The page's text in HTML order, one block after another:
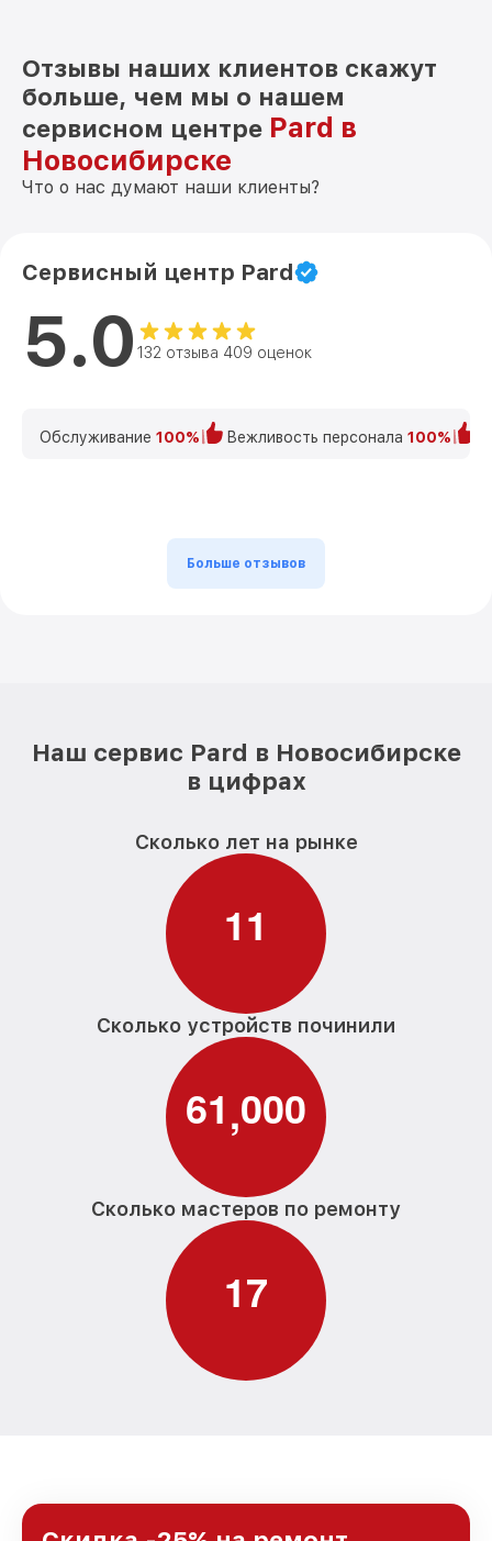
Отзывы наших клиентов скажут
больше, чем мы о нашем
сервисном центре Pard в
Новосибирске
Что о нас думают наши клиенты?
Сервисный центр Pard
5.0 132 отзыва 409 оценок
Обслуживание 100% Вежливость персонала 100%
Больше отзывов
Наш сервис Pard в Новосибирске
в цифрах
Сколько лет на рынке
11
Сколько устройств починили
61,000
Сколько мастеров по ремонту
17